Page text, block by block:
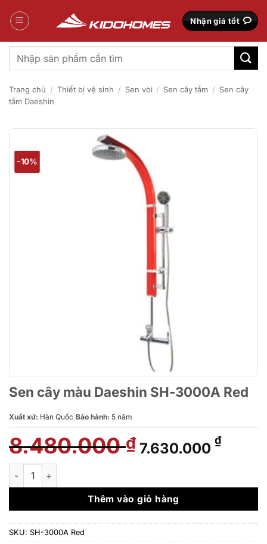
qua
Nhận giá tốt
Tìm
kiếm:
Trang chủ / Thiết bị vệ sinh / Sen vòi / Sen cây tắm / Sen cây
tắm Daeshin
-10%
Sen cây màu Daeshin SH-3000A Red
Xuất xứ: Hàn Quốc Bảo hành: 5 năm
8.480.000₫ Giá
gốc
8.480.000 ₫.
7.630.000 ₫Giá
là:
Sen cây màu Daeshin SH-3000A Red số lượng
Thêm vào giỏ hàng
SKU: SH-3000A Red